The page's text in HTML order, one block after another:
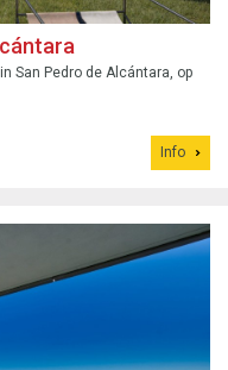
San Pedro de Alcántara, op
Info